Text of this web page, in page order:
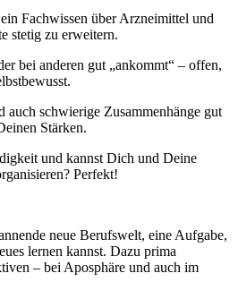
Fachwissen über Arzneimittel und
stetig zu erweitern.
bei anderen gut „ankommt“ – offen,
auch schwierige Zusammenhänge gut
Stärken.
und kannst Dich und Deine
Perfekt!
neue Berufswelt, eine Aufgabe,
lernen kannst. Dazu prima
– bei Aposphäre und auch im